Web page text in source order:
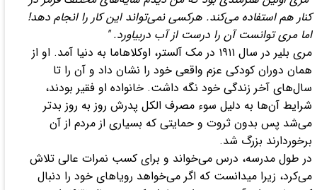
کنار هم استفاده می‌کند. هرکسی نمی‌تواند این کار را انجام دهد!
اما مری توانست آن را درست از آب دربیاورد. "
مری بلیر در سال ۱۹۱۱ در مک آلستر، اوکلاهاما به دنیا آمد. او از
همان دوران کودکی عزم واقعی خود را نشان داد و آن را تا
سال‌های آخر زندگی خود نگه داشت. خانواده او فقیر بودند،
شرایط آن‌ها به دلیل سوء مصرف الکل پدرش روز به روز بدتر
می‌شد پس بدون ثروت و حمایتی که بسیاری از مردم از آن
برخوردارند بزرگ شد.
در طول مدرسه، درس می‌خواند و برای کسب نمرات عالی تلاش
می‌کرد، زیرا میدانست که اگر می‌خواهد رویا‌های خود را دنبال